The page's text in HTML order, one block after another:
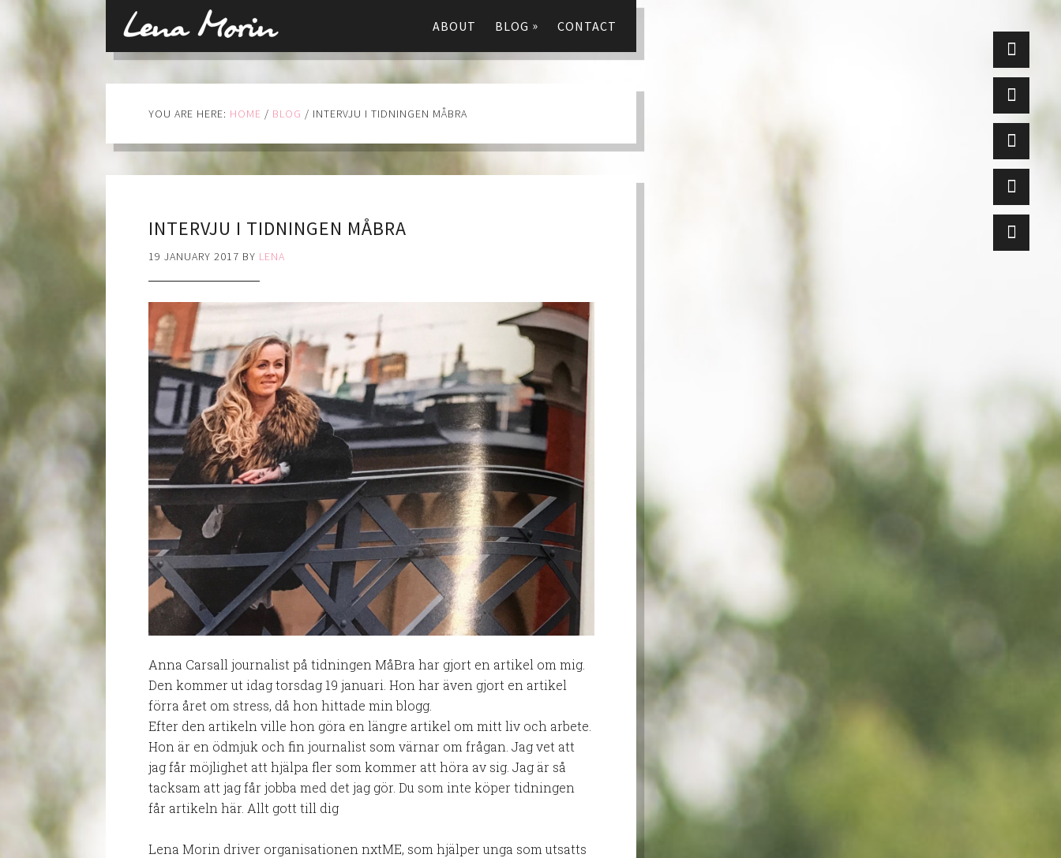
ABOUT BLOG » CONTACT
YOU ARE HERE: HOME / BLOG / INTERVJU I TIDNINGEN MÅBRA
INTERVJU I TIDNINGEN MÅBRA
19 JANUARY 2017 BY LENA
Anna Carsall journalist på tidningen MåBra har gjort en artikel om mig.
Den kommer ut idag torsdag 19 januari. Hon har även gjort en artikel
förra året om stress, då hon hittade min blogg.
Efter den artikeln ville hon göra en längre artikel om mitt liv och arbete.
Hon är en ödmjuk och fin journalist som värnar om frågan. Jag vet att
jag får möjlighet att hjälpa fler som kommer att höra av sig. Jag är så
tacksam att jag får jobba med det jag gör. Du som inte köper tidningen
får artikeln här. Allt gott till dig
Lena Morin driver organisationen nxtME, som hjälper unga som utsatts